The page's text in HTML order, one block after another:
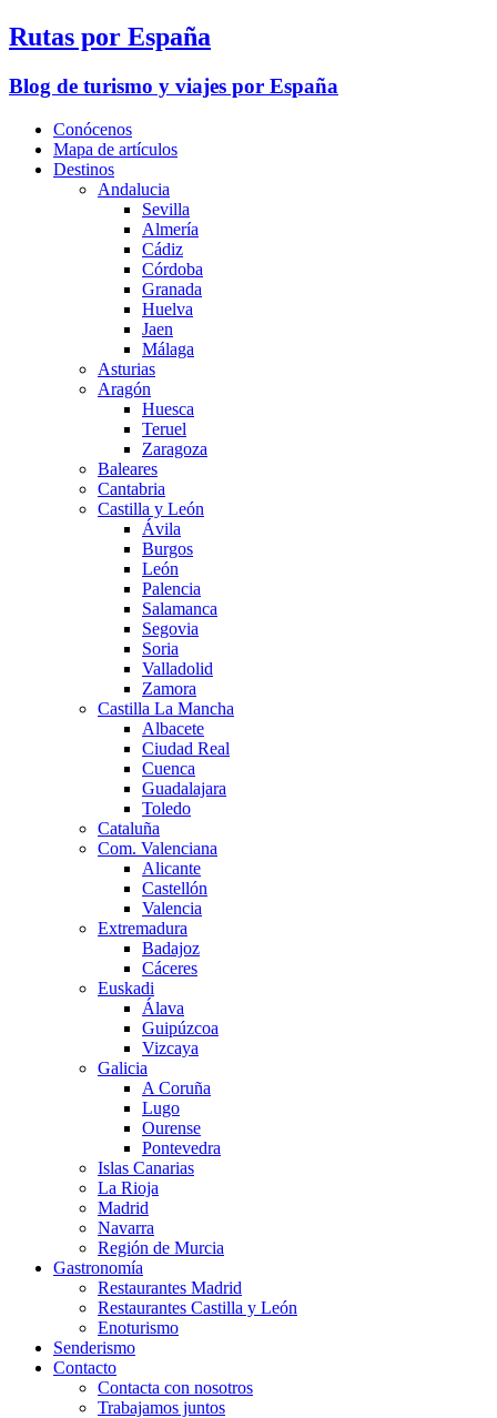
Rutas por España
Blog de turismo y viajes por España
Conócenos
Mapa de artículos
Destinos
Andalucia
Sevilla
Almería
Cádiz
Córdoba
Granada
Huelva
Jaen
Málaga
Asturias
Aragón
Huesca
Teruel
Zaragoza
Baleares
Cantabria
Castilla y León
Ávila
Burgos
León
Palencia
Salamanca
Segovia
Soria
Valladolid
Zamora
Castilla La Mancha
Albacete
Ciudad Real
Cuenca
Guadalajara
Toledo
Cataluña
Com. Valenciana
Alicante
Castellón
Valencia
Extremadura
Badajoz
Cáceres
Euskadi
Álava
Guipúzcoa
Vizcaya
Galicia
A Coruña
Lugo
Ourense
Pontevedra
Islas Canarias
La Rioja
Madrid
Navarra
Región de Murcia
Gastronomía
Restaurantes Madrid
Restaurantes Castilla y León
Enoturismo
Senderismo
Contacto
Contacta con nosotros
Trabajamos juntos